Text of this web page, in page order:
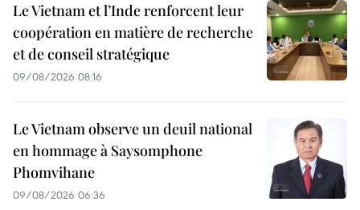
Le Vietnam et l’Inde renforcent leur
coopération en matière de recherche
et de conseil stratégique
09/08/2026 08:16
Le Vietnam observe un deuil national
en hommage à Saysomphone
Phomvihane
09/08/2026 06:36